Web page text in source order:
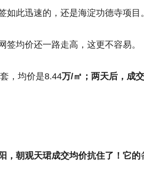
如此迅速的，还是海淀功德寺项目。
网签均价还一路走高 ，这更不容易。
，均价是8.44万/㎡；两天后，成
，朝观天珺成交均价抗住了！它的